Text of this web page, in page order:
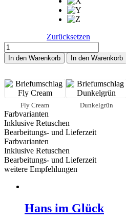
Zurücksetzen
ABC
-
Jungen
In den Warenkorb In den Warenkorb
Fly Cream Dunkelgrün
Farbvarianten
Inklusive Retuschen
Bearbeitungs- und Lieferzeit
Farbvarianten
Inklusive Retuschen
Bearbeitungs- und Lieferzeit
weitere Empfehlungen
Hans im Glück